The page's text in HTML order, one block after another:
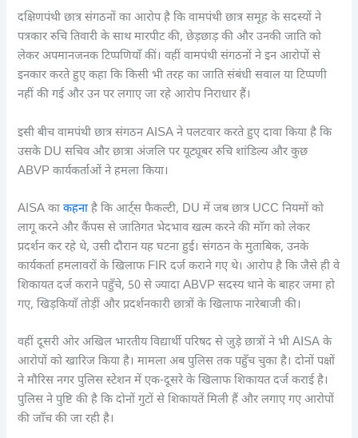
दक्षिणपंथी छात्र संगठनों का आरोप है कि वामपंथी छात्र समूह के सदस्यों ने
पत्रकार रुचि तिवारी के साथ मारपीट की, छेड़छाड़ की और उनकी जाति को
लेकर अपमानजनक टिप्पणियाँ कीं। वहीं वामपंथी संगठनों ने इन आरोपों से
इनकार करते हुए कहा कि किसी भी तरह का जाति संबंधी सवाल या टिप्पणी
नहीं की गई और उन पर लगाए जा रहे आरोप निराधार हैं।
इसी बीच वामपंथी छात्र संगठन AISA ने पलटवार करते हुए दावा किया है कि
उसके DU सचिव और छात्रा अंजलि पर यूट्यूबर रुचि शांडिल्य और कुछ
ABVP कार्यकर्ताओं ने हमला किया।
AISA काकहना है कि आर्ट्स फैकल्टी, DU में जब छात्र UCC नियमों को
लागू करने और कैंपस से जातिगत भेदभाव खत्म करने की माँग को लेकर
प्रदर्शन कर रहे थे, उसी दौरान यह घटना हुई। संगठन के मुताबिक, उनके
कार्यकर्ता हमलावरों के खिलाफ FIR दर्ज कराने गए थे। आरोप है कि जैसे ही वे
शिकायत दर्ज कराने पहुँचे, 50 से ज्यादा ABVP सदस्य थाने के बाहर जमा हो
गए, खिड़कियाँ तोड़ीं और प्रदर्शनकारी छात्रों के खिलाफ नारेबाजी की।
वहीं दूसरी ओर अखिल भारतीय विद्यार्थी परिषद से जुड़े छात्रों ने भी AISA के
आरोपों को खारिज किया है। मामला अब पुलिस तक पहुँच चुका है। दोनों पक्षों
ने मौरिस नगर पुलिस स्टेशन में एक-दूसरे के खिलाफ शिकायत दर्ज कराई है।
पुलिस ने पुष्टि की है कि दोनों गुटों से शिकायतें मिली हैं और लगाए गए आरोपों
की जाँच की जा रही है।